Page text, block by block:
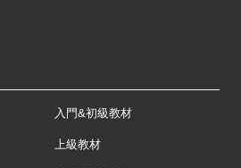
入門&初級教材
上級教材